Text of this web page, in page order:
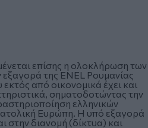
επίσης η ολοκλήρωση των
της ENEL Ρουμανίας
από οικονομικά έχει και
σηματοδοτώντας την
ελληνικών
Ευρώπη. Η υπό εξαγορά
στην διανομή (δίκτυα) και